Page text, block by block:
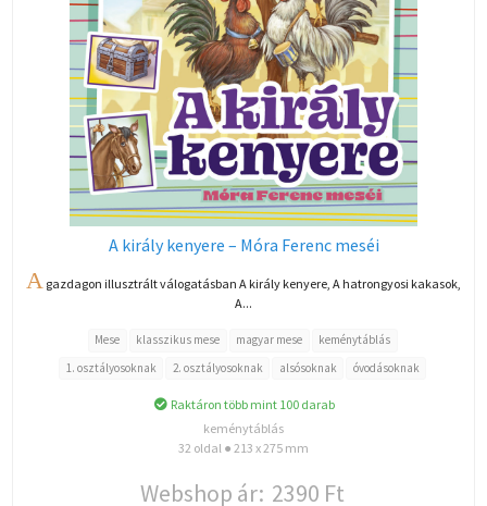
A király kenyere – Móra Ferenc meséi
A gazdagon illusztrált válogatásban A király kenyere, A hatrongyosi kakasok,
A...
Mese klasszikus mese magyar mese
keménytáblás
1. osztályosoknak
2. osztályosoknak alsósoknak óvodásoknak
Raktáron több mint 100 darab
keménytáblás
32 oldal ● 213 x 275 mm
Webshop ár: 2390 Ft